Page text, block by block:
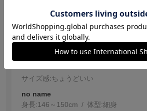
サイズ：Ｓ
色：キャメル
サイズ感:ちょうどいい
no name
身長:146～150cm 体型:細身